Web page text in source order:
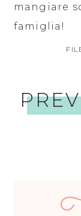
mangiare
famiglia!
PREV